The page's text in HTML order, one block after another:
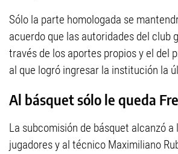
Sólo la parte homologada se
acuerdo que las autoridades del club
través de los aportes propios y el del
al que logró ingresar la institución la
Al básquet sólo le queda
La subcomisión de básquet alcanzó
jugadores y al técnico Maximiliano